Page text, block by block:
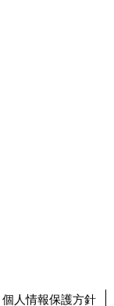
個人情報保護方針